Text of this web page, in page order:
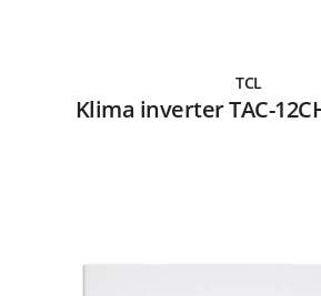
TCL
Klima inverter TAC-